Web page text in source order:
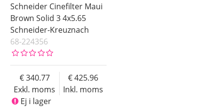
Schneider Cinefilter Maui
Brown Solid 3 4x5.65
Schneider-Kreuznach
68-224356
Exkl. moms
340.77
Inkl. moms
425.96
Ej i lager